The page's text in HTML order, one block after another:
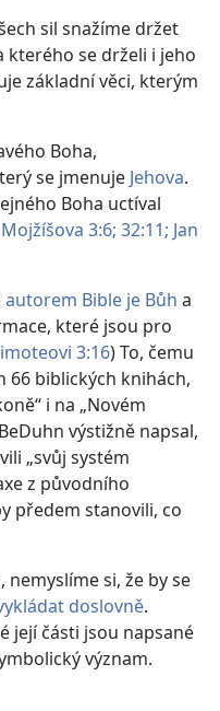
sil snažíme držet
kterého se drželi i jeho
základní věci, kterým
Boha,
se jmenuje Jehova.
Boha uctíval
3:6; 32:11; Jan
autorem Bible je Bůh a
které jsou pro
3:16) To, čemu
66 biblických knihách,
i na „Novém
výstižně napsal,
„svůj systém
z původního
předem stanovili, co
nemyslíme si, že by se
doslovně.
její části jsou napsané
význam.